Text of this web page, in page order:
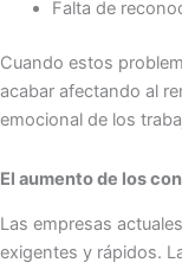
Falta de
Cuando estos
acabar afectando al
emocional de los
El aumento de los
Las empresas
exigentes y rápidos.